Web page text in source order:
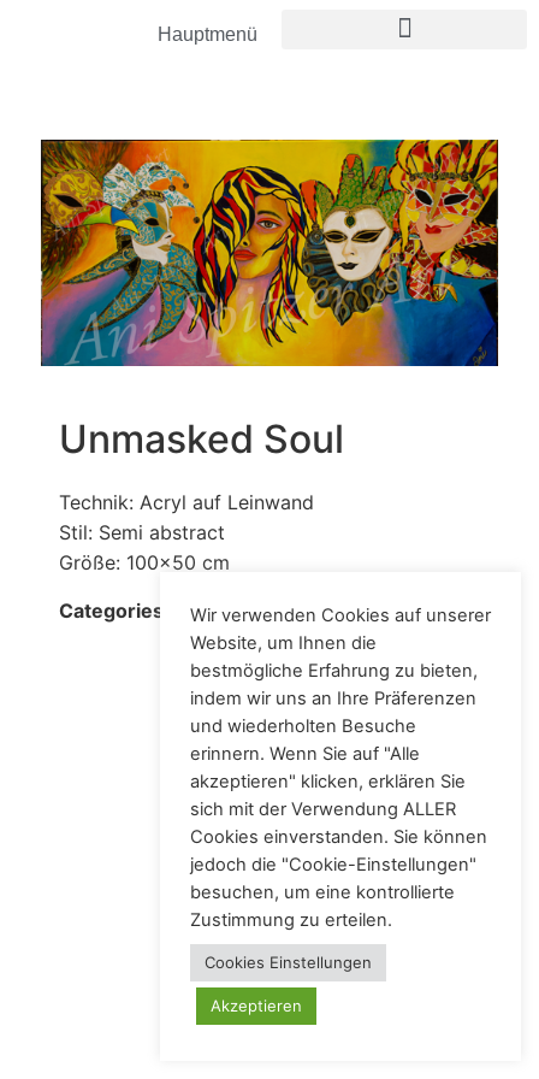
Hauptmenü
Unmasked Soul
Technik: Acryl auf Leinwand
Stil: Semi abstract
Größe: 100x50 cm
Categories: Acrylic
Künstlerin – Malerin
Alle Rechte vorbehalten
Wir verwenden Cookies auf unserer
Website, um Ihnen die
bestmögliche Erfahrung zu bieten,
indem wir uns an Ihre Präferenzen
und wiederholten Besuche
erinnern. Wenn Sie auf "Alle
akzeptieren" klicken, erklären Sie
sich mit der Verwendung ALLER
Cookies einverstanden. Sie können
jedoch die "Cookie-Einstellungen"
besuchen, um eine kontrollierte
Zustimmung zu erteilen.
Cookies Einstellungen
Akzeptieren